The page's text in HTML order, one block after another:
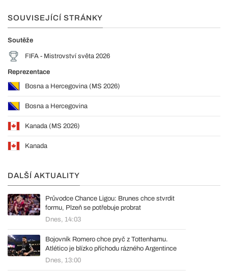
SOUVISEJÍCÍ STRÁNKY
Soutěže
FIFA - Mistrovství světa 2026
Reprezentace
Bosna a Hercegovina (MS 2026)
Bosna a Hercegovina
Kanada (MS 2026)
Kanada
DALŠÍ AKTUALITY
Průvodce Chance Ligou: Brunes chce stvrdit
formu, Plzeň se potřebuje probrat
Dnes, 14:03
Bojovník Romero chce pryč z Tottenhamu.
Atlético je blízko příchodu rázného Argentince
Dnes, 13:00